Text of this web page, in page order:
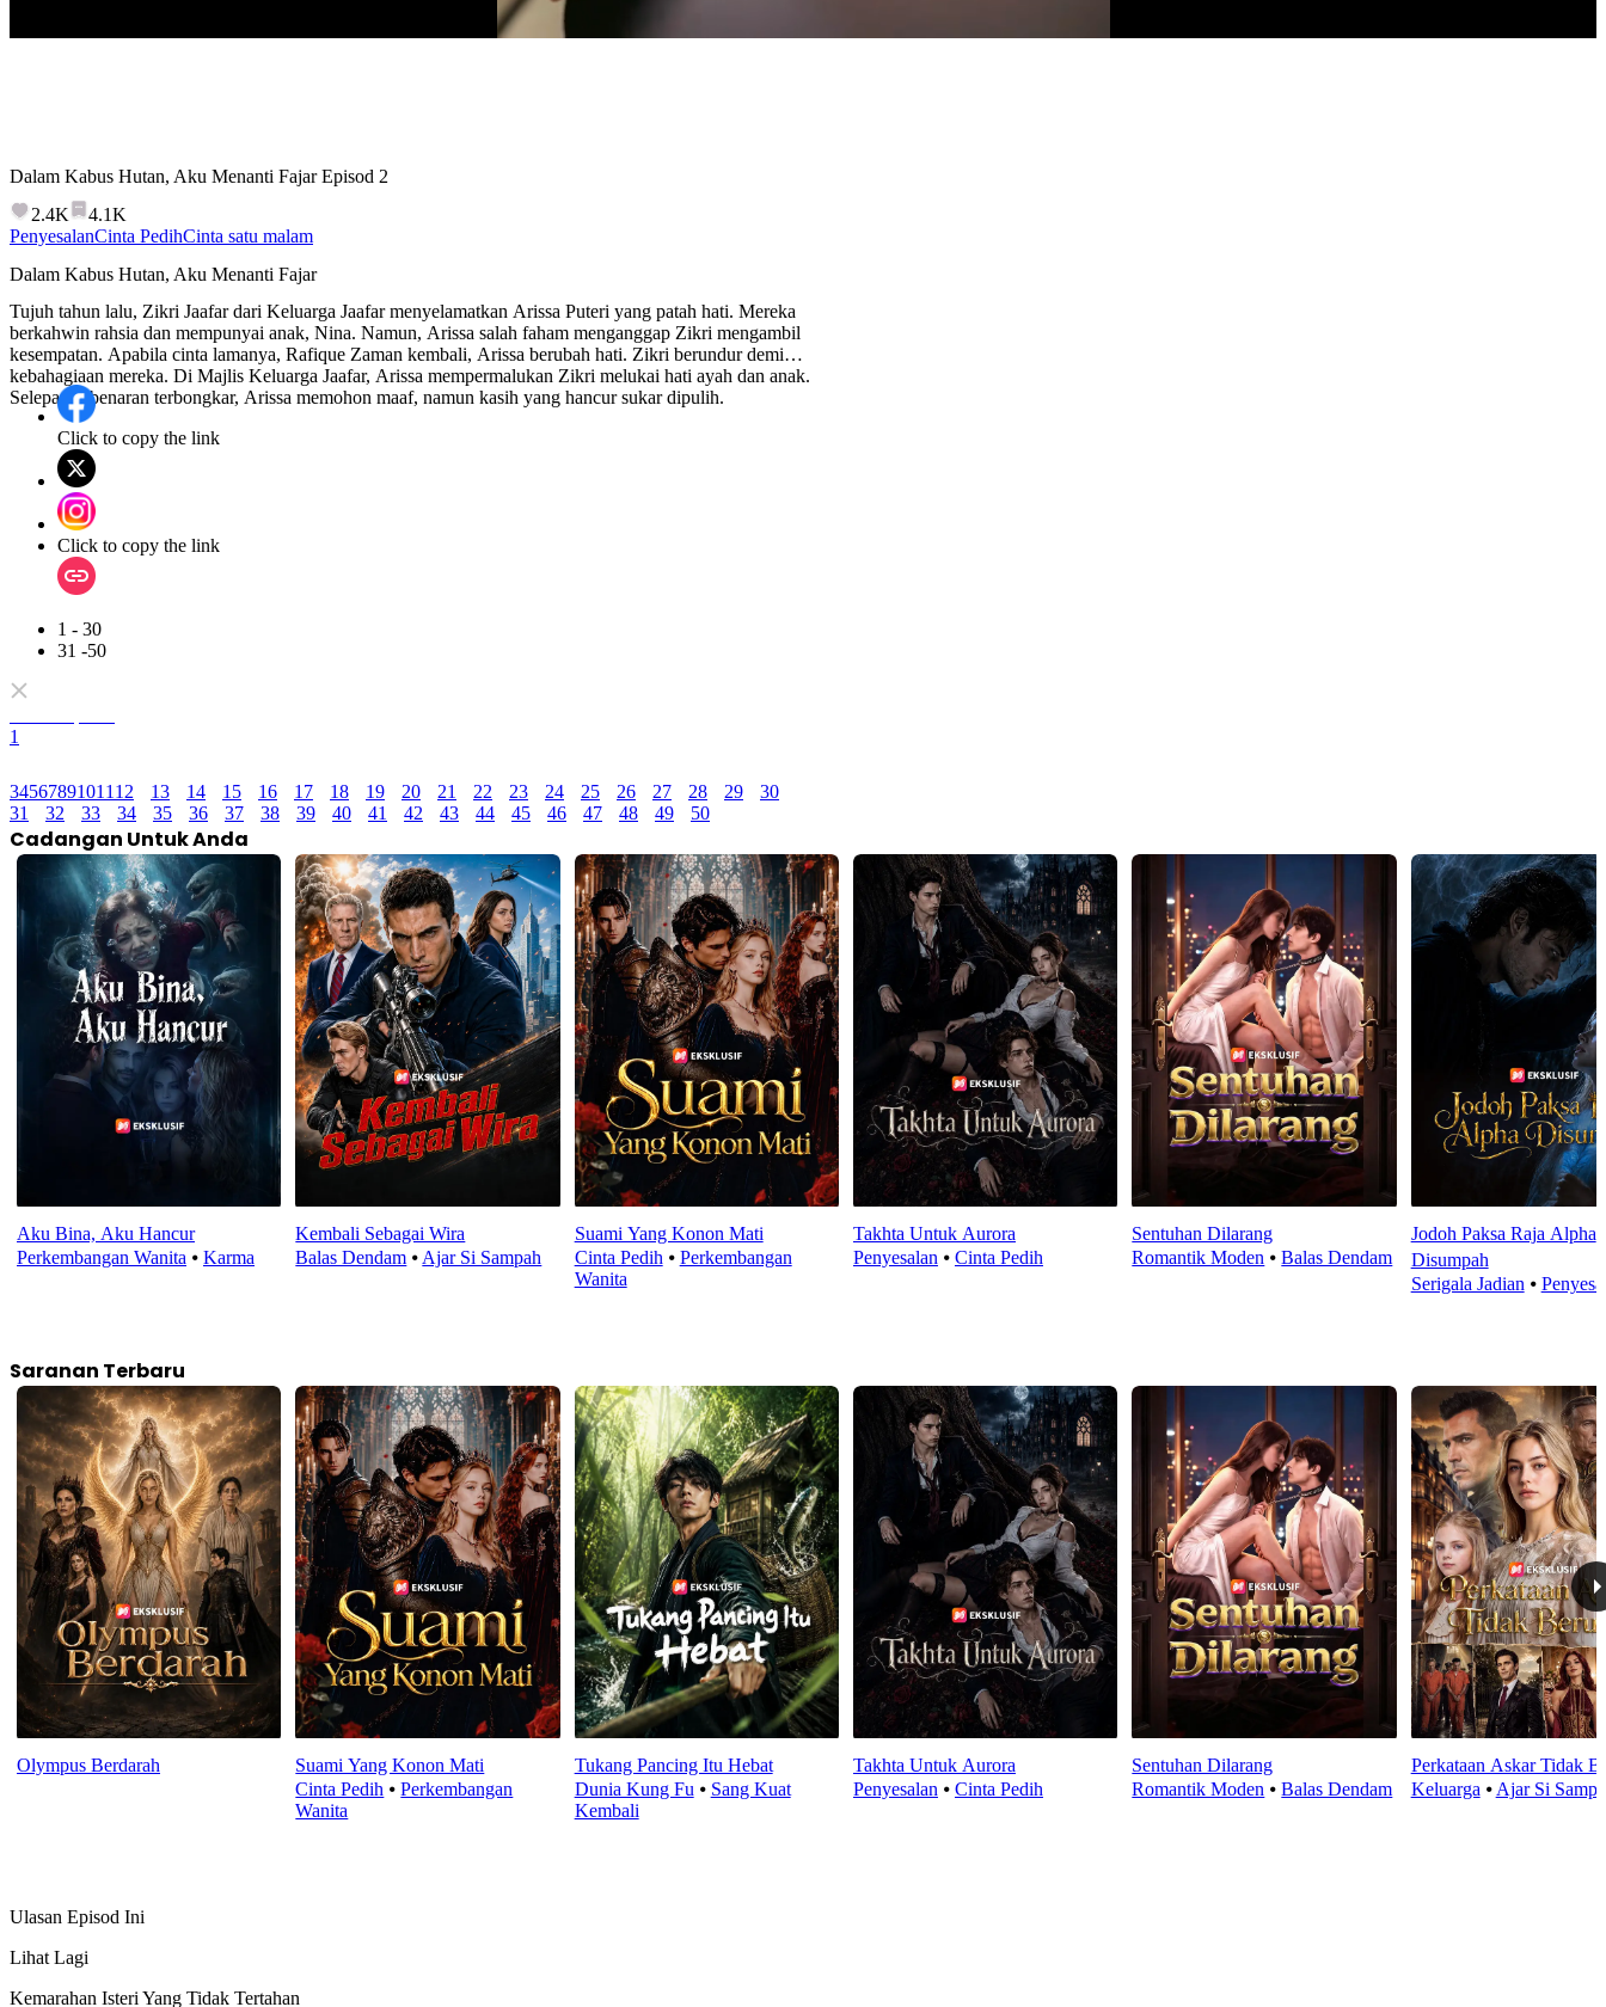
Dalam Kabus Hutan, Aku Menanti Fajar Episod 2
2.4K
4.1K
PenyesalanCinta PedihCinta satu malam
Dalam Kabus Hutan, Aku Menanti Fajar
Tujuh tahun lalu, Zikri Jaafar dari Keluarga Jaafar menyelamatkan Arissa Puteri yang patah hati. Mereka
berkahwin rahsia dan mempunyai anak, Nina. Namun, Arissa salah faham menganggap Zikri mengambil
kesempatan. Apabila cinta lamanya, Rafique Zaman kembali, Arissa berubah hati. Zikri berundur demi
kebahagiaan mereka. Di Majlis Keluarga Jaafar, Arissa mempermalukan Zikri melukai hati ayah dan anak.
Selepas kebenaran terbongkar, Arissa memohon maaf, namun kasih yang hancur sukar dipulih.
Click to copy the link
Click to copy the link
1 - 30
31 -50
1
34567891011 12 13 14 15 16 17 18 19 20 21 22 23 24 25 26 27 28 29
30
31
32 33 34 35 36 37 38 39 40 41 42 43 44 45 46 47 48 49 50
Cadangan Untuk Anda
Aku Bina, Aku Hancur
Perkembangan Wanita ⦁ Karma
Kembali Sebagai Wira
Balas Dendam ⦁ Ajar Si Sampah
Suami Yang Konon Mati
Cinta Pedih ⦁ Perkembangan
Wanita
Takhta Untuk Aurora
Penyesalan ⦁ Cinta Pedih
Sentuhan Dilarang
Romantik Moden ⦁Balas Dendam
Jodoh Paksa Raja Alpha
Disumpah
Serigala Jadian ⦁
Saranan Terbaru
Olympus Berdarah
Suami Yang Konon Mati
Cinta Pedih ⦁Perkembangan
Wanita
Tukang Pancing Itu Hebat
Dunia Kung Fu ⦁ Sang Kuat
Kembali
Takhta Untuk Aurora
Penyesalan ⦁ Cinta Pedih
Sentuhan Dilarang
Romantik Moden ⦁Balas Dendam
Perkataan Askar Tidak
Keluarga ⦁ Ajar Si
Ulasan Episod Ini
Lihat Lagi
Kemarahan Isteri Yang Tidak Tertahan